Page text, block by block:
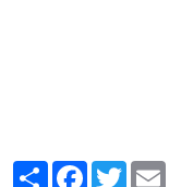
PartagerFacebook
Twitter